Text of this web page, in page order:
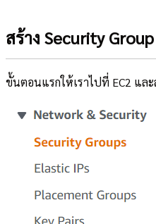
สร้าง Security
ขั้นตอนแรกให้เราไปที่ EC2 แล